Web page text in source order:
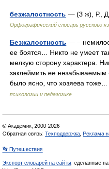
безжалостность — (3 ж), Р.,
Орфографический словарь русского
Безжалостность — –
ее боятся… Никто не умеет
мелкую сторону характера.
заклеймить ее
было ясно, что хозяева
психологии и педагогике
© Академик, 2000-2026
Обратная связь: Техподдержка Реклама
👣 Путешествия
Экспорт словарей на сайты , сделанные на